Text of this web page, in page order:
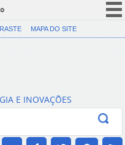
CORONAVÍRUS (COVID-19)
Canais
MAPA DO SITE
E INOVAÇÕES